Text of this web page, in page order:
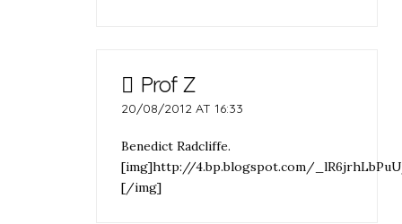
Prof Z
20/08/2012 AT 16:33
Benedict Radcliffe.
[img]http://4.bp.blogspot.com/_lR6jrhLbPuU/
[/img]